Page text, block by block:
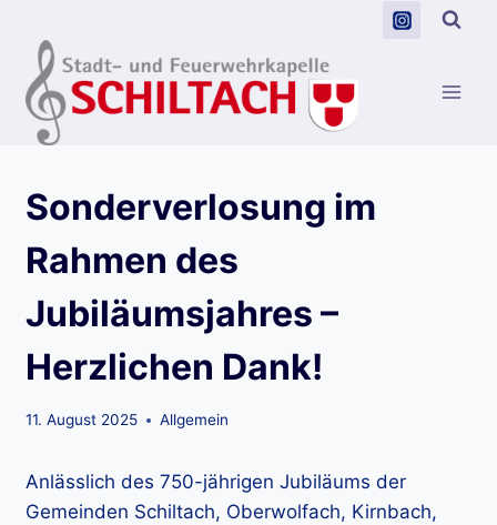
Inhalt
springen
Sonderverlosung im
Rahmen des
Jubiläumsjahres –
Herzlichen Dank!
11. August 2025 Allgemein
Anlässlich des 750-jährigen Jubiläums der
Gemeinden Schiltach, Oberwolfach, Kirnbach,